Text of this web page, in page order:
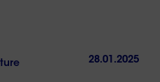
28.01.2025